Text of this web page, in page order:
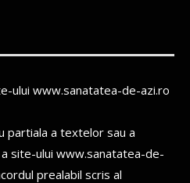
ului www.sanatatea-de-azi.ro
partiala a textelor sau a
site-ului www.sanatatea-de-
prealabil scris al